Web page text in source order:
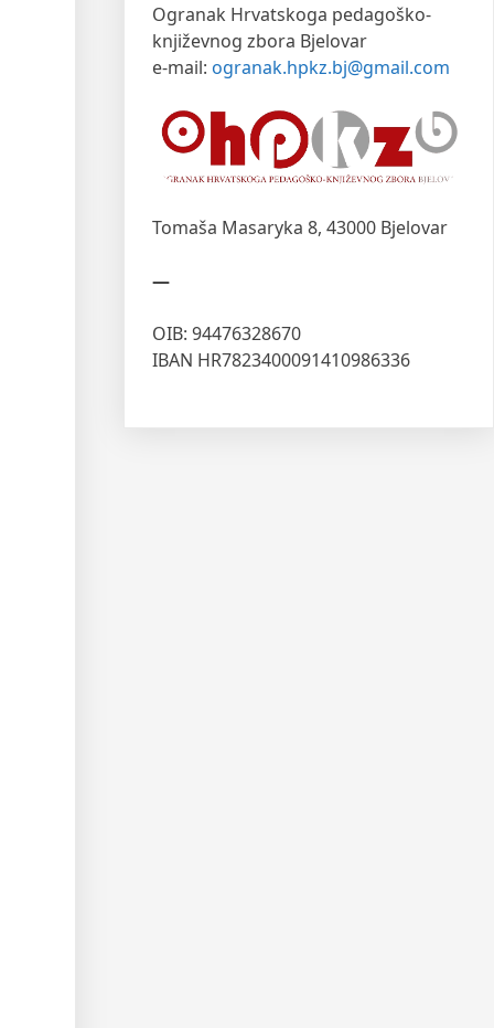
Ogranak Hrvatskoga pedagoško-
književnog zbora Bjelovar
e-mail: ogranak.hpkz.bj@gmail.com
Tomaša Masaryka 8, 43000 Bjelovar
—
OIB: 94476328670
IBAN HR7823400091410986336